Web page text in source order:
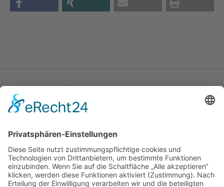
Katholische Privat-Universität Linz
Bethlehemstraße 20
T:+43 732 / 784293
E:office[at]ku-linz.at